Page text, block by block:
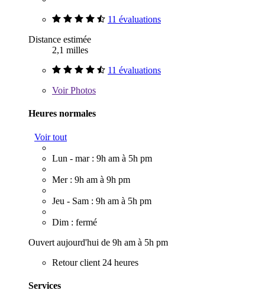
11 évaluations
Distance estimée
2,1 milles
11 évaluations
VoirPhotos
Heures normales
Voir tout
Lun - mar : 9h am à 5h pm
Mer : 9h am à 9h pm
Jeu - Sam : 9h am à 5h pm
Dim : fermé
Ouvert aujourd'hui de 9h am à 5h pm
Retour client 24 heures
Services